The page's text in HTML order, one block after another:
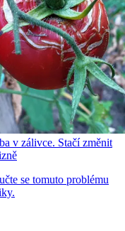
v zálivce. Stačí změnit
se tomuto problému